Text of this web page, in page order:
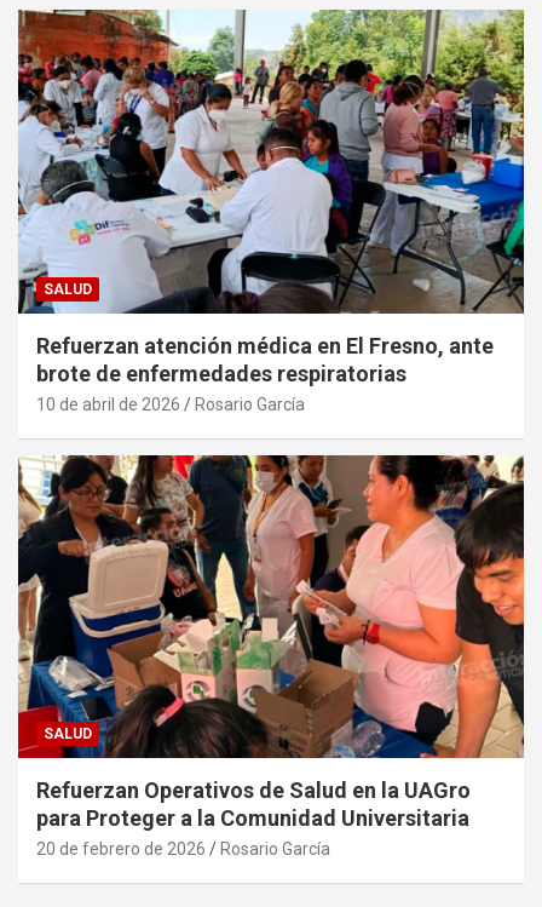
SALUD
Refuerzan atención médica en El Fresno, ante
brote de enfermedades respiratorias
10 de abril de 2026 Rosario García
SALUD
Refuerzan Operativos de Salud en la UAGro
para Proteger a la Comunidad Universitaria
20 de febrero de 2026 Rosario García